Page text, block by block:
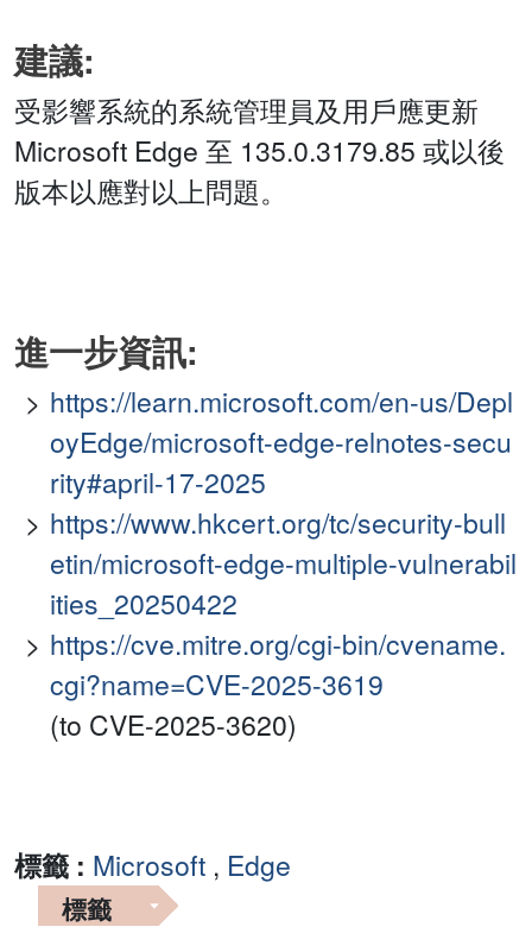
建議:
受影響系統的系統管理員及用戶應更新
Microsoft Edge 至 135.0.3179.85 或以後
版本以應對以上問題。
進一步資訊:
https://learn.microsoft.com/en-us/Depl
oyEdge/microsoft-edge-relnotes-secu
rity#april-17-2025
https://www.hkcert.org/tc/security-bull
etin/microsoft-edge-multiple-vulnerabil
ities_20250422
https://cve.mitre.org/cgi-bin/cvename.
cgi?name=CVE-2025-3619
(to CVE-2025-3620)
標籤 : Microsoft , Edge
標籤